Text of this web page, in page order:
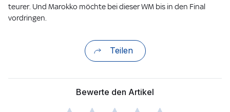
teurer. Und Marokko möchte bei dieser WM bis in den Final
vordringen.
Teilen
Bewerte den Artikel